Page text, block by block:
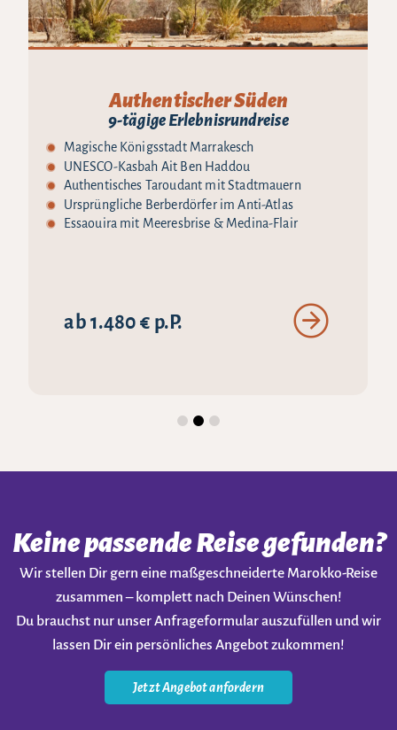
Magisches Marokko
11-tägige Erlebnisrundreise
Magisches Marrakesch mit quirliger Medina
Ait Ben Haddou & Straße der 1000 Kasbahs
Alte Karawanenwege & Unvergessliche
Wüstennacht
Anti-Atlasgebirge & Berber-Kultur in Tafraoute
ab 1.640 € p.P.
Keine passende Reise gefunden?
Wir stellen Dir gern eine maßgeschneiderte Marokko-Reise
zusammen – komplett nach Deinen Wünschen!
Du brauchst nur unser Anfrageformular auszufüllen und wir
lassen Dir ein persönliches Angebot zukommen!
Jetzt Angebot anfordern